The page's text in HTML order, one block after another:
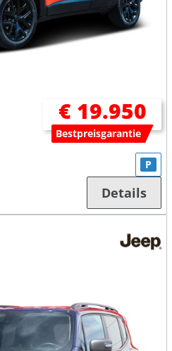
€ 19.950
Bestpreisgarantie
P
Details